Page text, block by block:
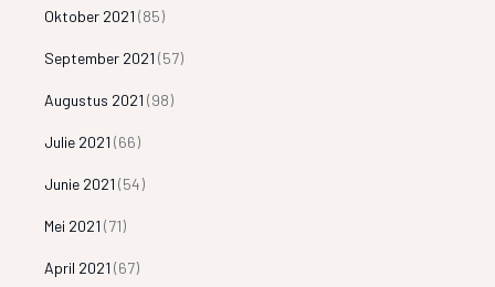
Oktober 2021 (85)
September 2021 (57)
Augustus 2021 (98)
Julie 2021 (66)
Junie 2021 (54)
Mei 2021 (71)
April 2021 (67)